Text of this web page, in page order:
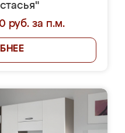
руб. за п.м.